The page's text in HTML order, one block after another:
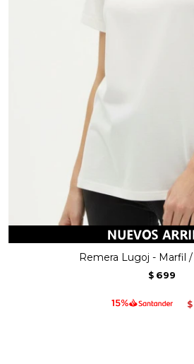
Remera Lugoj - Marfil
$ 699
$